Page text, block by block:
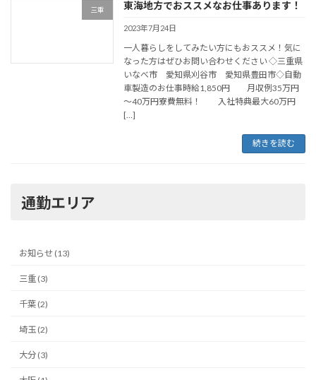
三重 東海地方でおススメなお仕事あります！
2023年7月24日
一人暮らしをしてみたい方にもおススメ！気に
なった方はぜひお問い合わせください ◇三重県
いなべ市 愛知県刈谷市 愛知県豊田市◇自動
車製造のお仕事時給1,850円 月収例35万円
～40万円寮費無料！ 入社特典最大60万円
[…]
続きを読む
通勤エリア
お知らせ (13)
三重 (3)
千葉 (2)
埼玉 (2)
大分 (3)